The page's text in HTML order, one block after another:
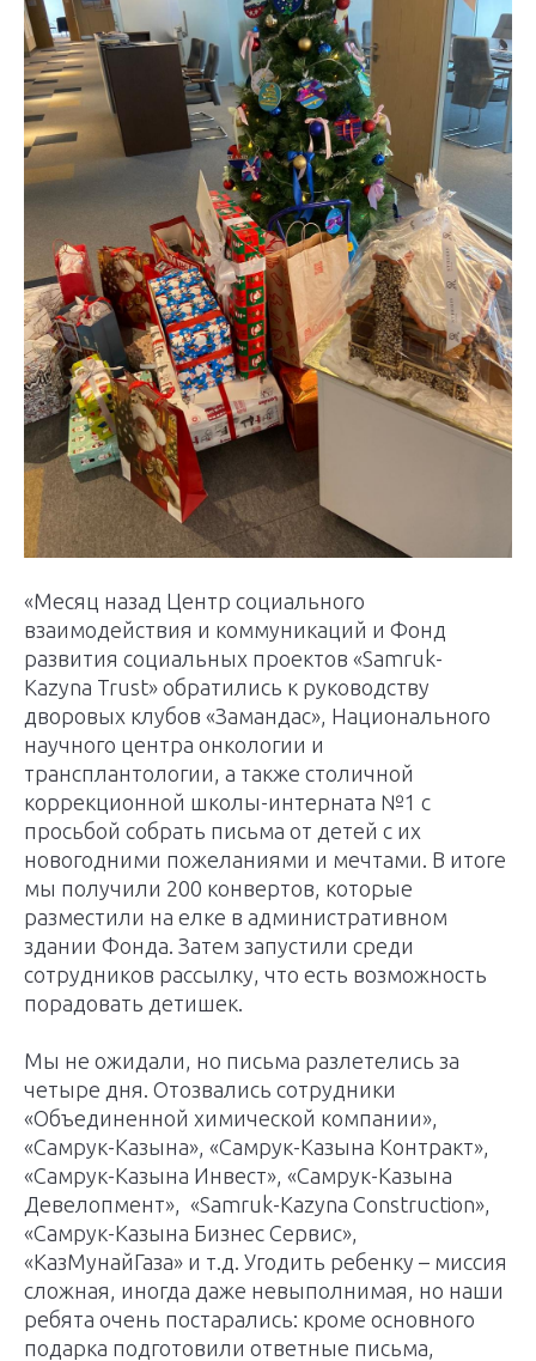
«Месяц назад Центр социального
взаимодействия и коммуникаций и Фонд
развития социальных проектов «Samruk-
Kazyna Trust» обратились к руководству
дворовых клубов «Замандас», Национального
научного центра онкологии и
трансплантологии, а также столичной
коррекционной школы-интерната №1 с
просьбой собрать письма от детей с их
новогодними пожеланиями и мечтами. В итоге
мы получили 200 конвертов, которые
разместили на елке в административном
здании Фонда. Затем запустили среди
сотрудников рассылку, что есть возможность
порадовать детишек.
Мы не ожидали, но письма разлетелись за
четыре дня. Отозвались сотрудники
«Объединенной химической компании»,
«Самрук-Казына», «Самрук-Казына Контракт»,
«Самрук-Казына Инвест», «Самрук-Казына
Девелопмент», «Samruk-Kazyna Construction»,
«Самрук-Казына Бизнес Сервис»,
«КазМунайГаза» и т.д. Угодить ребенку – миссия
сложная, иногда даже невыполнимая, но наши
ребята очень постарались: кроме основного
подарка подготовили ответные письма,